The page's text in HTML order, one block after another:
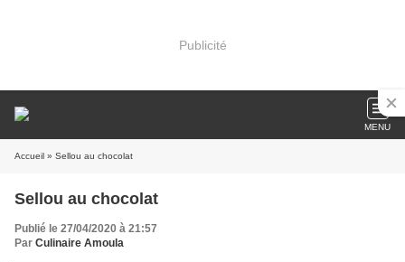
Publicité
MENU
Accueil » Sellou au chocolat
Sellou au chocolat
Publié le 27/04/2020 à 21:57
Par Culinaire Amoula